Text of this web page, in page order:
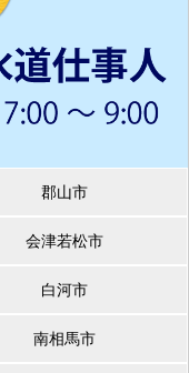
郡山市
会津若松市
白河市
南相馬市